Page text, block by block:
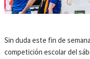
Sin duda este fin de
competición escolar del